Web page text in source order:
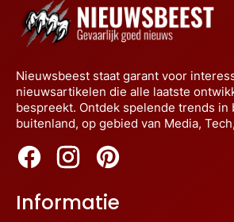
Nieuwsbeest staat garant voor
nieuwsartikelen die alle laatste
bespreekt. Ontdek spelende trends in
buitenland, op gebied van Media,
Informatie